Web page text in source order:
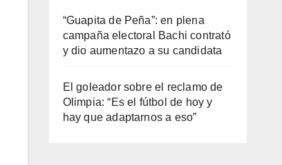
“Guapita de Peña”: en plena
campaña electoral Bachi contrató
y dio aumentazo a su candidata
El goleador sobre el reclamo de
Olimpia: “Es el fútbol de hoy y
hay que adaptarnos a eso”